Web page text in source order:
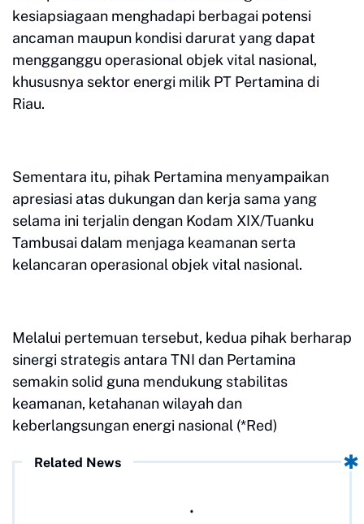
kesiapsiagaan menghadapi berbagai potensi
ancaman maupun kondisi darurat yang dapat
mengganggu operasional objek vital nasional,
khususnya sektor energi milik PT Pertamina di
Riau.
Sementara itu, pihak Pertamina menyampaikan
apresiasi atas dukungan dan kerja sama yang
selama ini terjalin dengan Kodam XIX/Tuanku
Tambusai dalam menjaga keamanan serta
kelancaran operasional objek vital nasional.
Melalui pertemuan tersebut, kedua pihak berharap
sinergi strategis antara TNI dan Pertamina
semakin solid guna mendukung stabilitas
keamanan, ketahanan wilayah dan
keberlangsungan energi nasional (*Red)
Related News